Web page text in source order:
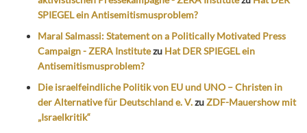
SPIEGEL ein Antisemitismusproblem?
Maral Salmassi: Statement on a Politically Motivated Press
Campaign - ZERA Institutezu Hat DER SPIEGEL ein
Antisemitismusproblem?
Die israelfeindliche Politik von EU und UNO – Christen in
der Alternative für Deutschland e. V.zuZDF-Mauershow mit
„Israelkritik“